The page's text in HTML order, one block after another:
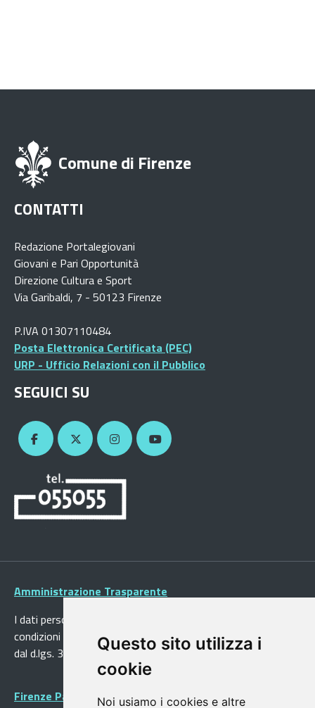
Questo sito utilizza i
cookie
Noi usiamo i cookies e altre
Comune di Firenze
CONTATTI
Redazione Portalegiovani
Giovani e Pari Opportunità
Direzione Cultura e Sport
Via Garibaldi, 7 - 50123 Firenze
P.IVA 01307110484
Posta Elettronica Certificata (PEC)
URP - Ufficio Relazioni con il Pubblico
SEGUICI SU
Amministrazione Trasparente
I dati personali pubblicati sono riutilizzabili solo alle
condizioni previste dalla direttiva comunitaria 2003/98/CE e
dal d.lgs. 36/2006
Firenze Patrimonio Mondiale - Centro storico di Firenze